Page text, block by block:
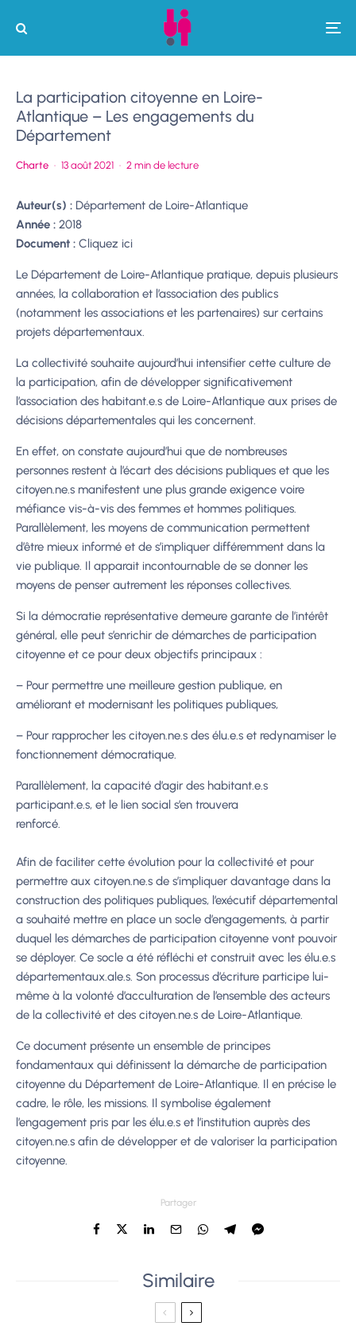
La participation citoyenne en Loire-
Atlantique – Les engagements du
Département
Charte · 13 août 2021 · 2 min de lecture
Auteur(s) : Département de Loire-Atlantique
Année : 2018
Document : Cliquez ici
Le Département de Loire-Atlantique pratique, depuis plusieurs
années, la collaboration et l’association des publics
(notamment les associations et les partenaires) sur certains
projets départementaux.
La collectivité souhaite aujourd’hui intensifier cette culture de
la participation, afin de développer significativement
l’association des habitant.e.s de Loire-Atlantique aux prises de
décisions départementales qui les concernent.
En effet, on constate aujourd’hui que de nombreuses
personnes restent à l’écart des décisions publiques et que les
citoyen.ne.s manifestent une plus grande exigence voire
méfiance vis-à-vis des femmes et hommes politiques.
Parallèlement, les moyens de communication permettent
d’être mieux informé et de s’impliquer différemment dans la
vie publique. Il apparait incontournable de se donner les
moyens de penser autrement les réponses collectives.
Si la démocratie représentative demeure garante de l’intérêt
général, elle peut s’enrichir de démarches de participation
citoyenne et ce pour deux objectifs principaux :
– Pour permettre une meilleure gestion publique, en
améliorant et modernisant les politiques publiques,
– Pour rapprocher les citoyen.ne.s des élu.e.s et redynamiser le
fonctionnement démocratique.
Parallèlement, la capacité d’agir des habitant.e.s
participant.e.s, et le lien social s’en trouvera
renforcé.
Afin de faciliter cette évolution pour la collectivité et pour
permettre aux citoyen.ne.s de s’impliquer davantage dans la
construction des politiques publiques, l’exécutif départemental
a souhaité mettre en place un socle d’engagements, à partir
duquel les démarches de participation citoyenne vont pouvoir
se déployer. Ce socle a été réfléchi et construit avec les élu.e.s
départementaux.ale.s. Son processus d’écriture participe lui-
même à la volonté d’acculturation de l’ensemble des acteurs
de la collectivité et des citoyen.ne.s de Loire-Atlantique.
Ce document présente un ensemble de principes
fondamentaux qui définissent la démarche de participation
citoyenne du Département de Loire-Atlantique. Il en précise le
cadre, le rôle, les missions. Il symbolise également
l’engagement pris par les élu.e.s et l’institution auprès des
citoyen.ne.s afin de développer et de valoriser la participation
citoyenne.
Partager
Similaire